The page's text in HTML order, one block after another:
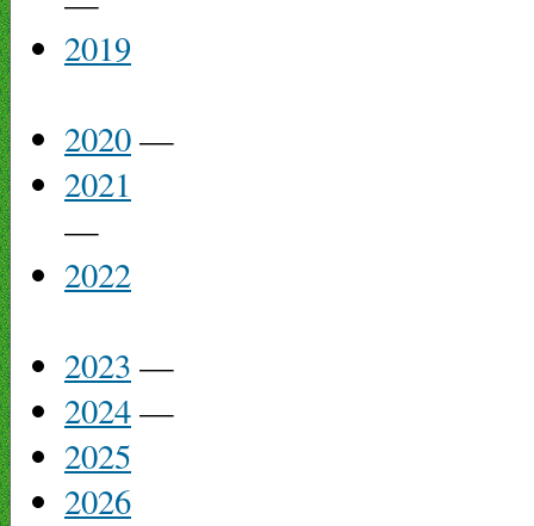
2019
2020—
2021
—
2022
2023 —
2024—
2025
2026